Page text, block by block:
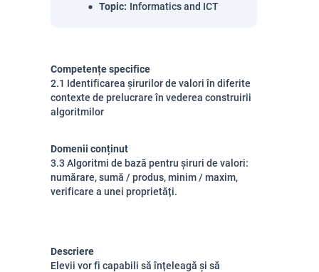
Topic: Informatics and ICT
Competențe specifice
2.1 Identificarea șirurilor de valori în diferite
contexte de prelucrare în vederea construirii
algoritmilor
Domenii conținut
3.3 Algoritmi de bază pentru șiruri de valori:
numărare, sumă / produs, minim / maxim,
verificare a unei proprietăți.
Descriere
Elevii vor fi capabili să înțeleagă și să